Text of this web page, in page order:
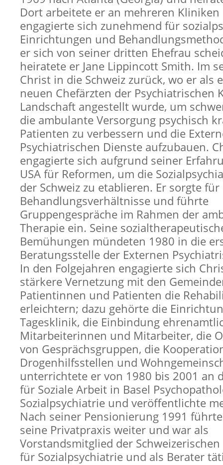
Dort arbeitete er an mehreren
engagierte sich zunehmend für
Einrichtungen und
er sich von seiner dritten Ehefrau
heiratete er Jane Lippincott Smith. Im
Christ in die Schweiz zurück, wo er als
neuen Chefärzten der Psychiatrischen
Landschaft angestellt wurde, um
die ambulante Versorgung psychisch
Patienten zu verbessern und die
Psychiatrischen Dienste aufzubauen.
engagierte sich aufgrund seiner
USA für Reformen, um die
der Schweiz zu etablieren. Er sorgte für
Behandlungsverhältnisse und führte
Gruppengespräche im Rahmen der
Therapie ein. Seine
Bemühungen mündeten 1980 in die
Beratungsstelle der Externen
In den Folgejahren engagierte sich
stärkere Vernetzung mit den
Patientinnen und Patienten die
erleichtern; dazu gehörte die
Tagesklinik, die Einbindung
Mitarbeiterinnen und Mitarbeiter, die
von Gesprächsgruppen, die
Drogenhilfsstellen und
unterrichtete er von 1980 bis 2001 an
für Soziale Arbeit in Basel
Sozialpsychiatrie und veröffentlichte
Nach seiner Pensionierung 1991
seine Privatpraxis weiter und war als
Vorstandsmitglied der
für Sozialpsychiatrie und als Berater